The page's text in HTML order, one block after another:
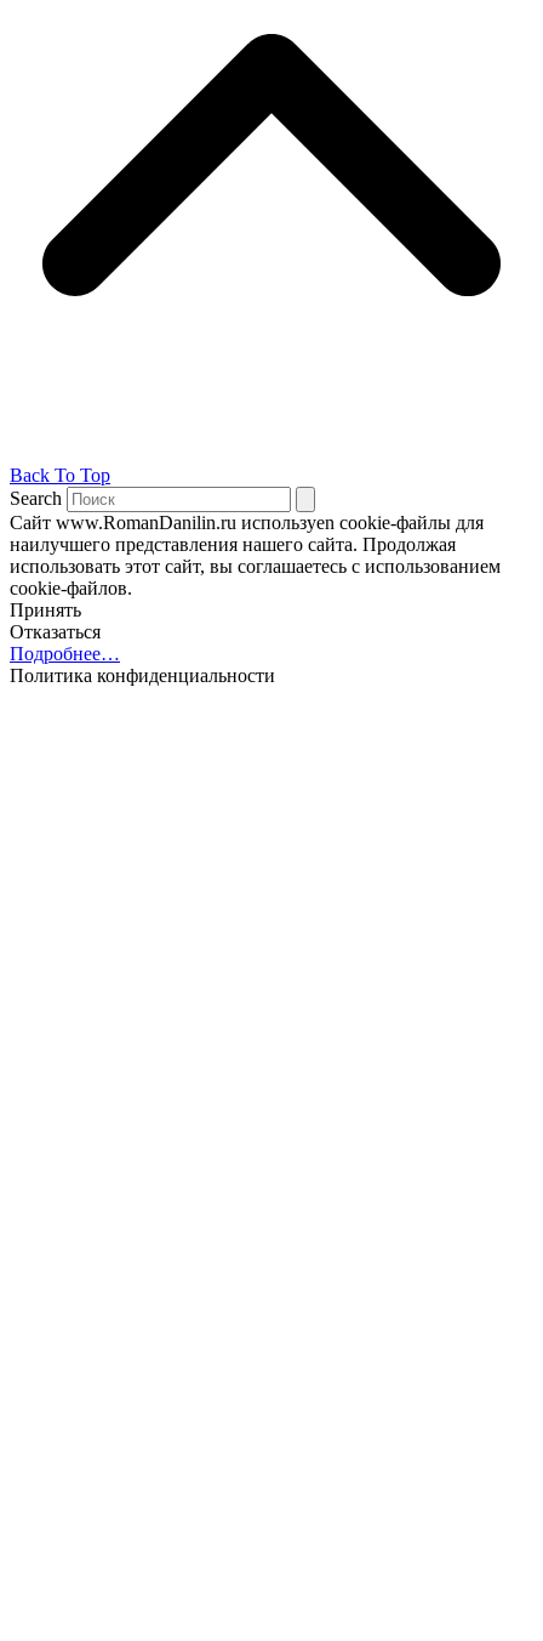
Back To Top
Search
Сайт www.RomanDanilin.ru используеn cookie-файлы для
наилучшего представления нашего сайта. Продолжая
использовать этот сайт, вы соглашаетесь с использованием
cookie-файлов.
Принять
Отказаться
Подробнее…
Политика конфиденциальности